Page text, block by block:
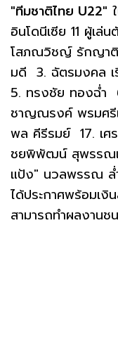
"ทีมชาติไทย U22"
อินโดนีเซีย 11 ผู้เล่
โสภณวิชญ์ รักญาติ
มดี 3. ฉัตรมงคล เ
5. ทรงชัย ทองฉ่ำ
ชาญณรงค์ พรมศรี
พล คีรีรมย์ 17. เศ
ชยพิพัฒน์ สุพรรณ
แป้ง" นวลพรรณ ล่
ได้ประกาศพร้อมเ
สามารถทำผลงานช